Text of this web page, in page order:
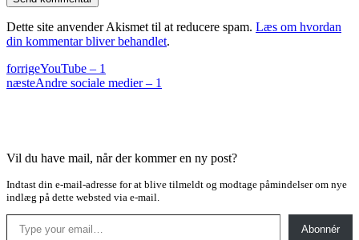
Dette site anvender Akismet til at reducere spam. Læs om hvordan
din kommentar bliver behandlet.
forrigeYouTube – 1
næsteAndre sociale medier – 1
Vil du have mail, når der kommer en ny post?
Indtast din e-mail-adresse for at blive tilmeldt og modtage påmindelser om nye
indlæg på dette websted via e-mail.
Type your email…
Abonnér